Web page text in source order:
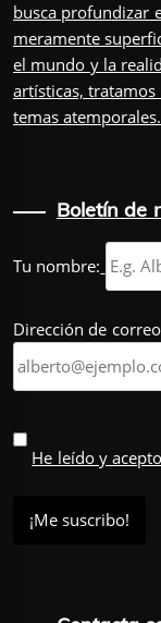
busca profundizar
meramente
el mundo y la
artísticas, tratamos
temas atemporales.
Boletín de
Tu nombre:
Dirección de
He leído y